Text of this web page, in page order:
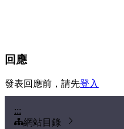
回應
發表回應前，請先登入
:::
網站目錄